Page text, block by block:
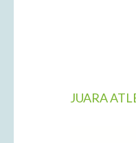
JUARA